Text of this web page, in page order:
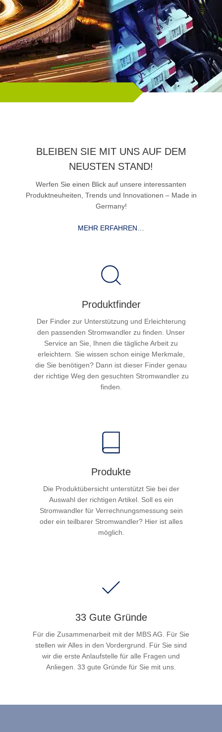
BLEIBEN SIE MIT UNS AUF DEM
NEUSTEN STAND!
Werfen Sie einen Blick auf unsere interessanten
Produktneuheiten, Trends und Innovationen – Made in
Germany!
MEHR ERFAHREN…
Produktfinder
Der Finder zur Unterstützung und Erleichterung
den passenden Stromwandler zu finden. Unser
Service an Sie, Ihnen die tägliche Arbeit zu
erleichtern. Sie wissen schon einige Merkmale,
die Sie benötigen? Dann ist dieser Finder genau
der richtige Weg den gesuchten Stromwandler zu
finden.
Produkte
Die Produktübersicht unterstützt Sie bei der
Auswahl der richtigen Artikel. Soll es ein
Stromwandler für Verrechnungsmessung sein
oder ein teilbarer Stromwandler? Hier ist alles
möglich.
33 Gute Gründe
Für die Zusammenarbeit mit der MBS AG. Für Sie
stellen wir Alles in den Vordergrund. Für Sie sind
wir die erste Anlaufstelle für alle Fragen und
Anliegen. 33 gute Gründe für Sie mit uns.